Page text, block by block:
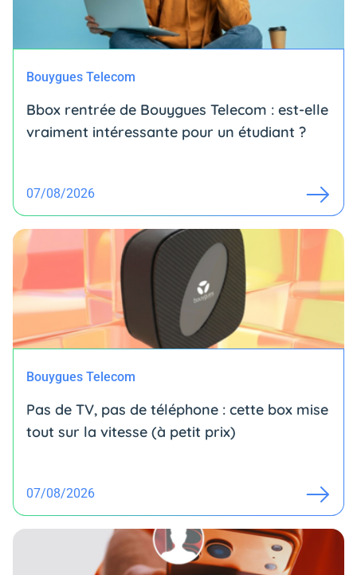
Bouygues Telecom
Bbox rentrée de Bouygues Telecom : est-elle
vraiment intéressante pour un étudiant ?
07/08/2026
Bouygues Telecom
Pas de TV, pas de téléphone : cette box mise
tout sur la vitesse (à petit prix)
07/08/2026